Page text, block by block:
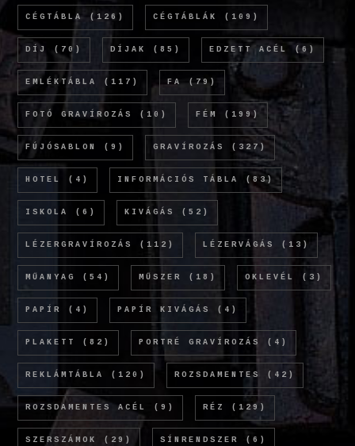
CÉGTÁBLA (126) CÉGTÁBLÁK (109)
DÍJ (70) DÍJAK (85) EDZETT ACÉL (6)
EMLÉKTÁBLA (117) FA (79)
FOTÓ GRAVÍROZÁS (10) FÉM (199)
FÚJÓSABLON (9) GRAVÍROZÁS (327)
HOTEL (4) INFORMÁCIÓS TÁBLA (83)
ISKOLA (6) KIVÁGÁS (52)
LÉZERGRAVÍROZÁS (112) LÉZERVÁGÁS (13)
MŰANYAG (54) MŰSZER (18) OKLEVÉL (3)
PAPÍR (4) PAPÍR KIVÁGÁS (4)
PLAKETT (82) PORTRÉ GRAVÍROZÁS (4)
REKLÁMTÁBLA (120) ROZSDAMENTES (42)
ROZSDAMENTES ACÉL (9) RÉZ (129)
SZERSZÁMOK (29) SÍNRENDSZER (6)